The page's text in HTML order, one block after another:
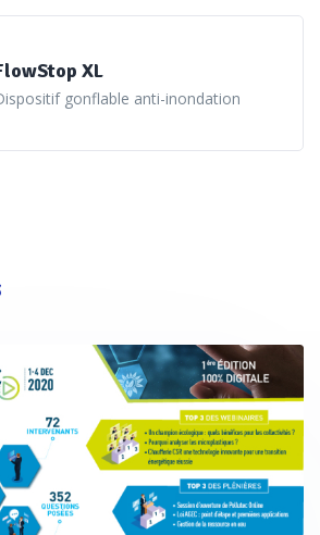
XL
gonflable anti-inondation